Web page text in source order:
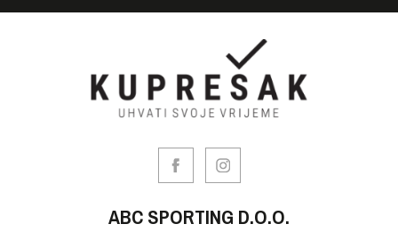
ABC SPORTING D.O.O.